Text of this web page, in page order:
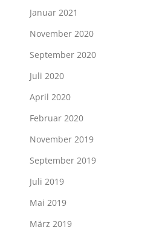
Januar 2021
November 2020
September 2020
Juli 2020
April 2020
Februar 2020
November 2019
September 2019
Juli 2019
Mai 2019
März 2019